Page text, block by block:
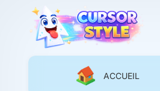
ACCUEIL